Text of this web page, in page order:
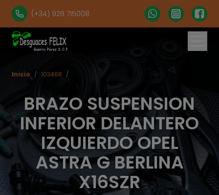
(+34) 928 715008
BRAZO SUSPENSION
INFERIOR DELANTERO
IZQUIERDO OPEL
ASTRA G BERLINA
X16SZR
Inicio / 103468 /